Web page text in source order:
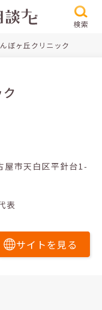
検索
ぼヶ丘クリニック
表
サイトを見る